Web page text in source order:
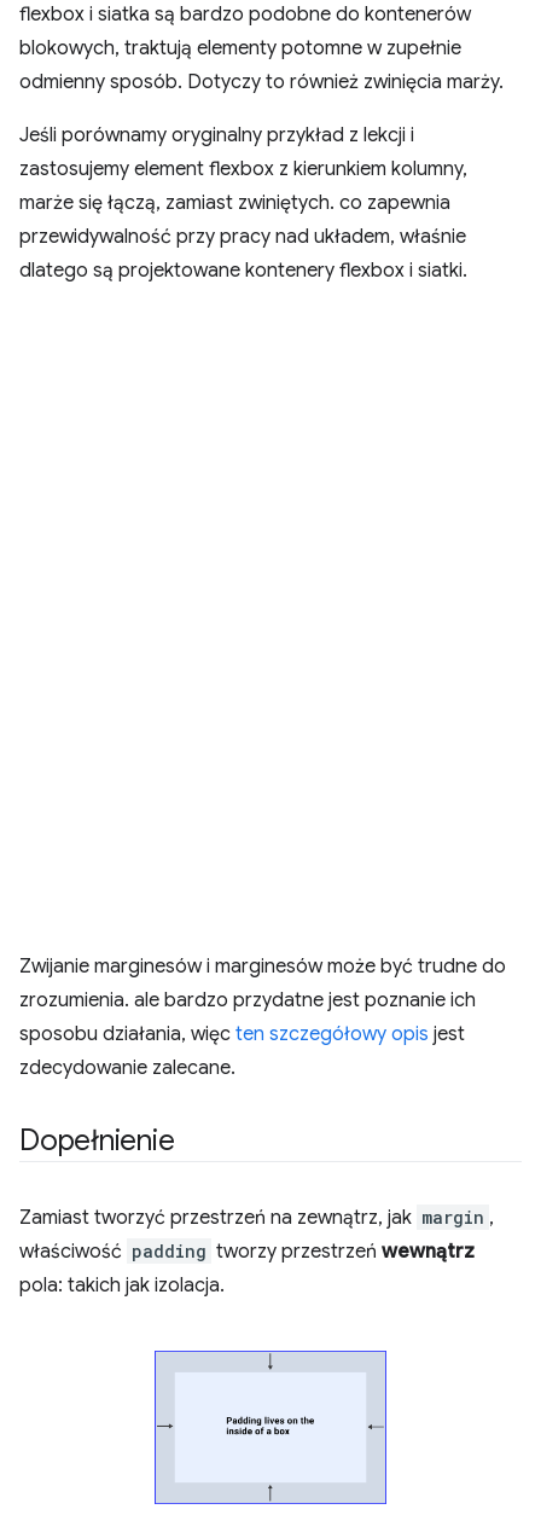
flexbox i siatka są bardzo podobne do kontenerów
blokowych, traktują elementy potomne w zupełnie
odmienny sposób. Dotyczy to również zwinięcia marży.
Jeśli porównamy oryginalny przykład z lekcji i
zastosujemy element flexbox z kierunkiem kolumny,
marże się łączą, zamiast zwiniętych. co zapewnia
przewidywalność przy pracy nad układem, właśnie
dlatego są projektowane kontenery flexbox i siatki.
Zwijanie marginesów i marginesów może być trudne do
zrozumienia. ale bardzo przydatne jest poznanie ich
sposobu działania, więc ten szczegółowy opis jest
zdecydowanie zalecane.
Dopełnienie
Zamiast tworzyć przestrzeń na zewnątrz, jak margin ,
właściwość padding tworzy przestrzeń wewnątrz
pola: takich jak izolacja.